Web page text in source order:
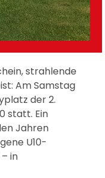
strahlende
Am Samstag
der 2.
statt. Ein
Jahren
U10-
in